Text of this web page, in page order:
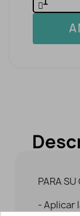
PARA
- Aplicar